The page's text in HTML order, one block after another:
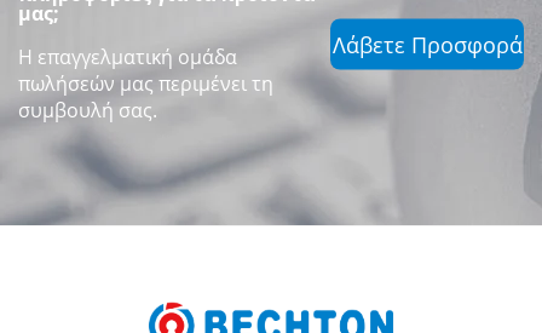
μας;
Η επαγγελματική ομάδα
πωλήσεών μας περιμένει τη
συμβουλή σας.
Λάβετε Προσφορά